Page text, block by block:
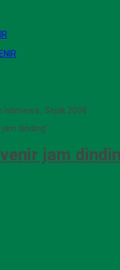
, Sejak 2008 .
dinding"
jam